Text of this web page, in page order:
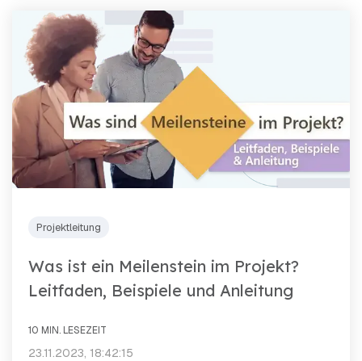
Projektleitung
Was ist ein Meilenstein im Projekt?
Leitfaden, Beispiele und Anleitung
10 MIN. LESEZEIT
23.11.2023, 18:42:15